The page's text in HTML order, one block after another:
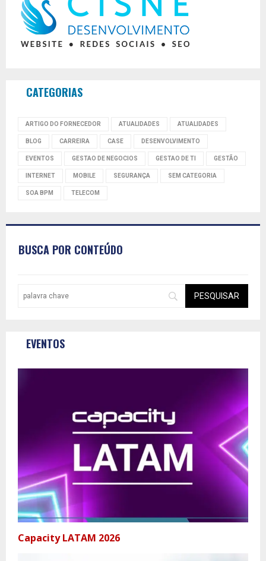
CATEGORIAS
ARTIGO DO FORNECEDOR ATUALIDADES ATUALIDADES
BLOG CARREIRA CASE DESENVOLVIMENTO
EVENTOS GESTAO DE NEGOCIOS GESTAO DE TI GESTÃO
INTERNET MOBILE SEGURANÇA SEM CATEGORIA
SOA BPM TELECOM
BUSCA POR CONTEÚDO
EVENTOS
Capacity LATAM 2026